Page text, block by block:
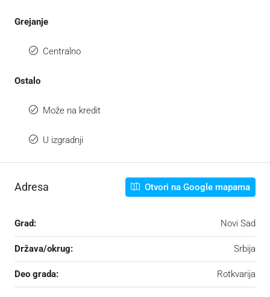
Grejanje
Centralno
Ostalo
Može na kredit
U izgradnji
Adresa Otvori na Google mapama
Grad: Novi Sad
Država/okrug: Srbija
Deo grada: Rotkvarija